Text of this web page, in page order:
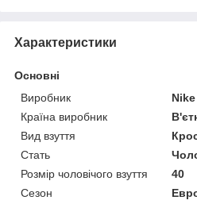
Характеристики
Основні
Виробник
Nike
Країна виробник
Вид взуття
Стать
Розмір чоловічого взуття
40
Сезон